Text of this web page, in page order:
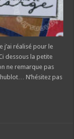
j’ai réalisé pour le
dessous la petite
ne remarque pas
N’hésitez pas